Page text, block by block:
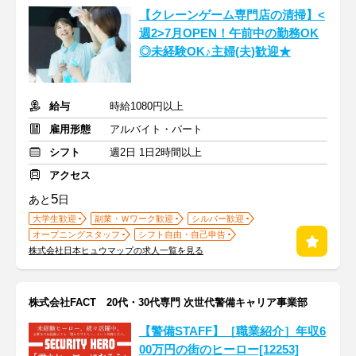
【クレーンゲーム専門店の清掃】<
週2>7月OPEN！午前中の勤務OK
◎未経験OK♪主婦(夫)歓迎★
給与
時給1080円以上
雇用形態
アルバイト・パート
シフト
週2日 1日2時間以上
アクセス
あと 5日
大学生歓迎 副業・Ｗワーク歓迎
シルバー歓迎
オープニングスタッフ
シフト自由・自己申告
株式会社日本ヒュウマップの求人一覧を見る
株式会社FACT 20代・30代専門 次世代警備キャリア事業部
【警備STAFF】［職業紹介］年収6
00万円の街のヒーロー[12253]